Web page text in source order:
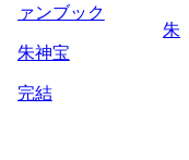
ァンブック
朱神宝
完結
朱